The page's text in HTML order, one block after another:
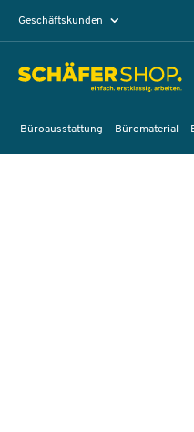
Geschäftskunden
Büroausstattung Büromaterial